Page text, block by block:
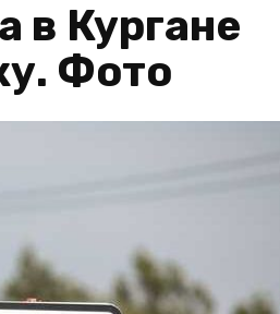
в Кургане
Фото